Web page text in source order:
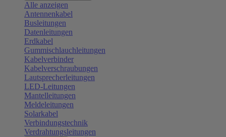
Alle anzeigen
Antennenkabel
Busleitungen
Datenleitungen
Erdkabel
Gummischlauchleitungen
Kabelverbinder
Kabelverschraubungen
Lautsprecherleitungen
LED-Leitungen
Mantelleitungen
Meldeleitungen
Solarkabel
Verbindungstechnik
Verdrahtungsleitungen